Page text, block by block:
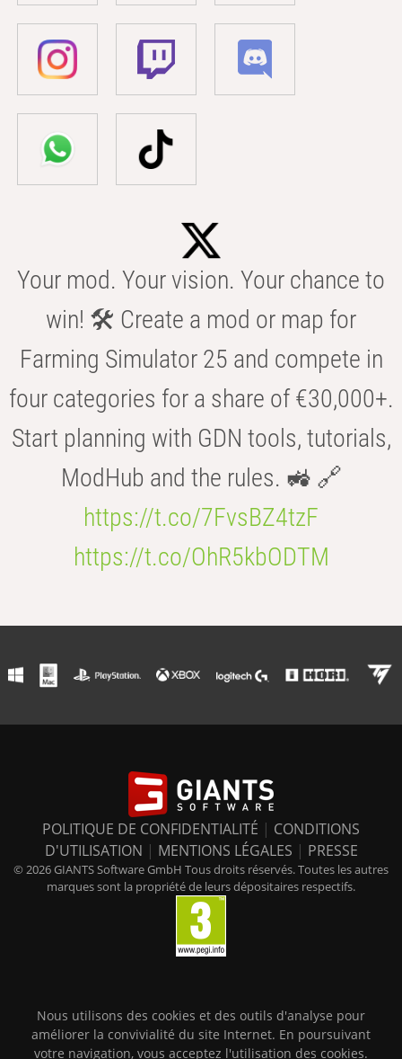
Your mod. Your vision. Your chance to
win! 🛠️ Create a mod or map for
Farming Simulator 25 and compete in
four categories for a share of €30,000+.
Start planning with GDN tools, tutorials,
ModHub and the rules. 🚜 🔗
https://t.co/7FvsBZ4tzF
https://t.co/OhR5kbODTM
POLITIQUE DE CONFIDENTIALITÉ | CONDITIONS
D'UTILISATION | MENTIONS LÉGALES | PRESSE
© 2026 GIANTS Software GmbH Tous droits réservés. Toutes les autres
marques sont la propriété de leurs dépositaires respectifs.
Nous utilisons des cookies et des outils d'analyse pour
améliorer la convivialité du site Internet. En poursuivant
votre navigation, vous acceptez l'utilisation des cookies.